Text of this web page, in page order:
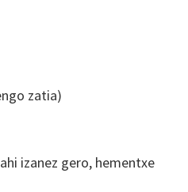
zatia)
izanez gero, hementxe